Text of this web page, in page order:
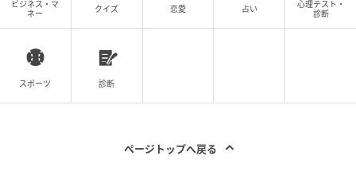
ビジネス・マ
ネー
クイズ 恋愛 占い
心理テスト・
診断
スポーツ 診断
ページトップへ戻る